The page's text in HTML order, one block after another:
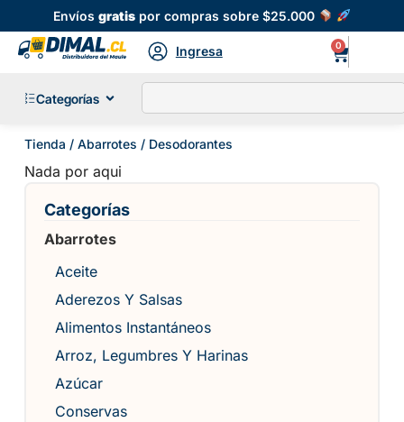
Envíosgratis por compras sobre $25.000
Ingresa 0
Categorías
Tienda / Abarrotes / Desodorantes
Categorías
Abarrotes
Aceite
Aderezos Y Salsas
Alimentos Instantáneos
Arroz, Legumbres Y Harinas
Azúcar
Conservas
Nada por aqui